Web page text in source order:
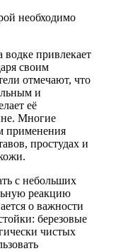
необходимо
водке привлекает
своим
отмечают, что
и
её
Многие
применения
простудах и
с небольших
реакцию
о важности
березовые
чистых